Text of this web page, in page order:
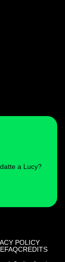
a Lucy?
POLICY
FAQCREDITS